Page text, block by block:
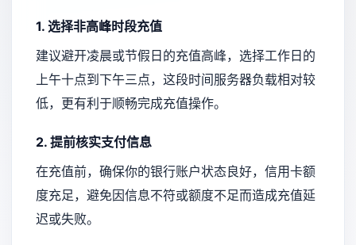
1. 选择非高峰时段充值
建议避开凌晨或节假日的充值高峰，选择工作日的
上午十点到下午三点，这段时间服务器负载相对较
低，更有利于顺畅完成充值操作。
2. 提前核实支付信息
在充值前，确保你的银行账户状态良好，信用卡额
度充足，避免因信息不符或额度不足而造成充值延
迟或失败。